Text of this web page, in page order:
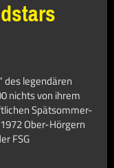
des legendären
nichts von ihrem
Spätsommer-
Ober-Hörgern
FSG